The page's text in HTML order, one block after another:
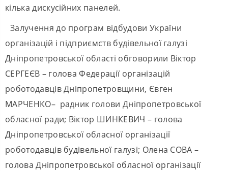
кілька дискусійних панелей.
Залучення до програм відбудови України
організацій і підприємств будівельної галузі
Дніпропетровської області обговорили Віктор
СЕРГЕЄВ – голова Федерації організацій
роботодавців Дніпропетровщини, Євген
МАРЧЕНКО– радник голови Дніпропетровської
обласної ради; Віктор ШИНКЕВИЧ – голова
Дніпропетровської обласної організації
роботодавців будівельної галузі; Олена СОВА –
голова Дніпропетровської обласної організації